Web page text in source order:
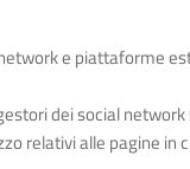
e piattaforme
dei social
relativi alle pagine in